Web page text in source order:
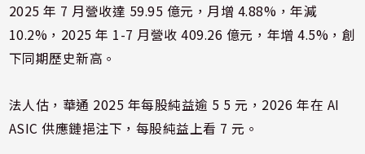
2025 年 7 月營收達 59.95 億元，月增 4.88%，年減
10.2%，2025 年 1-7 月營收 409.26 億元，年增 4.5%，創
下同期歷史新高。
法人估，華通 2025 年每股純益逾 5 5 元，2026 年在 AI
ASIC 供應鏈挹注下，每股純益上看 7 元。